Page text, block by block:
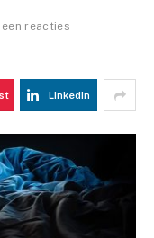
reacties
LinkedIn